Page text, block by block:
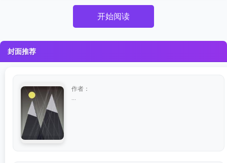
开始阅读
封面推荐
作者：